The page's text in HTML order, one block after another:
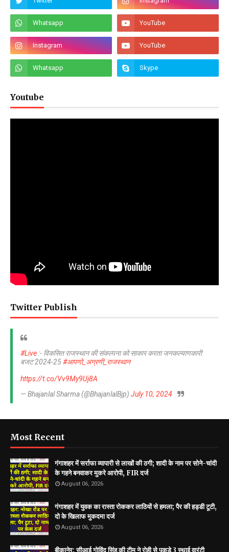
Youtube
Twitter Publish
#Live :- विकसित राजस्थान की संकल्पना को साकार करता जनकल्याणकारी
बजट 2024-25#आपणो_अग्रणी_राजस्थान
https://t.co/Vv9My9Uj8A
— Bhajanlal Sharma (@BhajanlalBjp) July 10, 2024
Most Recent
गंगाशहर में सर्राफा व्यापारी से लाखों की ठगी; शादी के नाम पर सोने-चांदी
के गहने बनवाकर मुकरे आरोपी, FIR दर्ज
August 06, 2026
गंगाशहर में युवक का रास्ता रोककर लाठियों से हमला; पैर की हड्डी टूटी,
दो के खिलाफ मुकदमा दर्ज
August 06, 2026
बीकानेर: सीआई गोविंद सिंह की टीम ने रोही से पकड़े 3 स्थाई वारंटी